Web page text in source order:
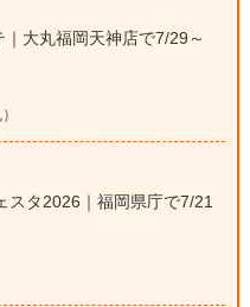
大丸福岡天神店で7/29～
スタ2026｜福岡県庁で7/21